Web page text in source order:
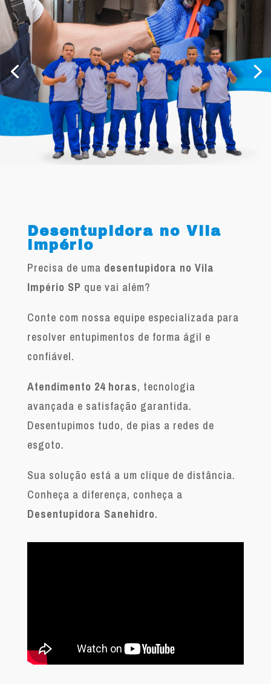
Desentupidora no Vila
Império
Precisa de uma desentupidora no Vila
Império SP que vai além?
Conte com nossa equipe especializada para
resolver entupimentos de forma ágil e
confiável.
Atendimento 24 horas, tecnologia
avançada e satisfação garantida.
Desentupimos tudo, de pias a redes de
esgoto.
Sua solução está a um clique de distância.
Conheça a diferença, conheça a
Desentupidora Sanehidro.